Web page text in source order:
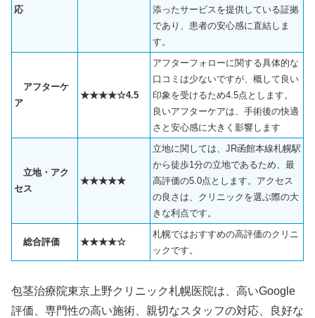
応
添ったサービスを提供している証拠
であり、患者の安心感に直結しま
す。
アフターケ
ア
★★★★☆4.5
アフターフォローに関する具体的な
口コミは少ないですが、概して良い
印象を受けるため4.5点とします。
良いアフターケアは、手術後の快適
さと安心感に大きく影響します
立地・アク
セス
★★★★★
立地に関しては、JR函館本線札幌駅
から徒歩1分の立地であるため、最
高評価の5.0点とします。アクセス
の良さは、クリニックを選ぶ際の大
きな利点です。
総合評価 ★★★★☆
札幌ではおすすめの高評価のクリニ
ックです。
包茎治療院東京上野クリニック札幌医院は、高いGoogle
評価、専門性の高い施術、親切なスタッフの対応、良好な